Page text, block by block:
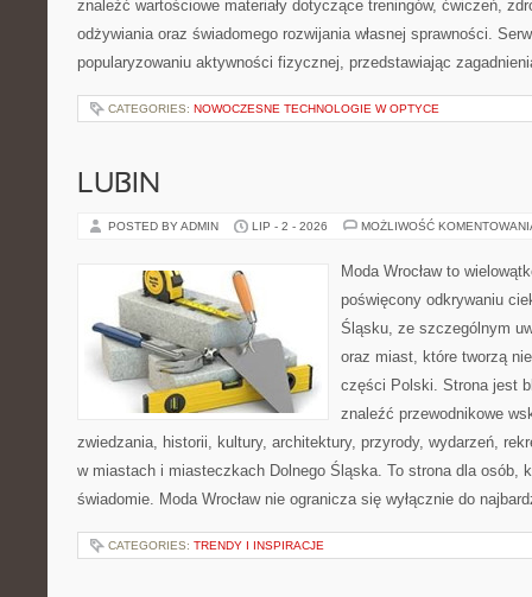
znaleźć wartościowe materiały dotyczące treningów, ćwiczeń,
odżywiania oraz świadomego rozwijania własnej sprawności.
popularyzowaniu aktywności fizycznej, przedstawiając
CATEGORIES: NOWOCZESNE TECHNOLOGIE W OPTYCE
LUBIN
POSTED BY ADMIN LIP - 2 - 2026 MOŻLIWOŚĆ
Moda Wrocław to
poświęcony odkrywaniu
Śląsku, ze szczególnym
oraz miast, które tworzą
części Polski. Strona jest
znaleźć przewodnikowe
zwiedzania, historii, kultury, architektury, przyrody, wydarzeń,
w miastach i miasteczkach Dolnego Śląska. To strona dla osób,
świadomie. Moda Wrocław nie ogranicza się wyłącznie do
CATEGORIES: TRENDY I INSPIRACJE